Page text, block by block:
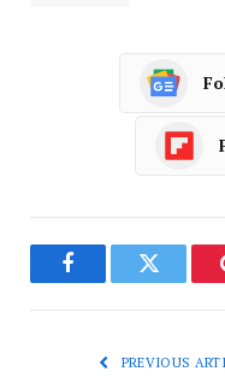
FacebookTwitter
PREVIOUS